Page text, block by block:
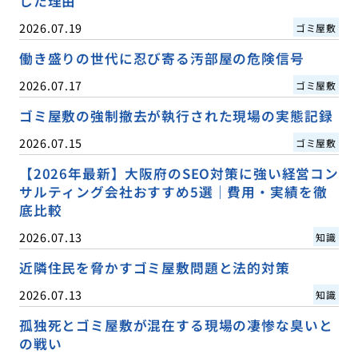
2026.07.19 ゴミ屋敷
働き盛りの世代に忍び寄る汚部屋の危険信号
2026.07.17 ゴミ屋敷
ゴミ屋敷の強制撤去が執行された現場の実態記録
2026.07.15 ゴミ屋敷
【2026年最新】大阪府のSEO対策に強い経営コン
サルティング会社おすすめ5選｜費用・実績を徹
底比較
2026.07.13 知識
近隣住民を脅かすゴミ屋敷問題と法的対策
2026.07.13 知識
孤独死とゴミ屋敷が混在する現場の凄惨な臭いと
の戦い